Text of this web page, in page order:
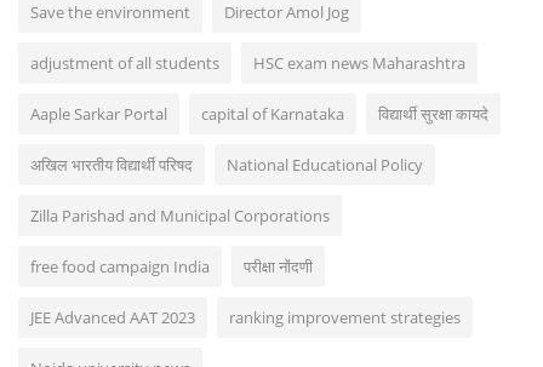
Save the environment Director Amol Jog
adjustment of all students HSC exam news Maharashtra
Aaple Sarkar Portal capital of Karnataka विद्यार्थी सुरक्षा कायदे
अखिल भारतीय विद्यार्थी परिषद National Educational Policy
Zilla Parishad and Municipal Corporations
free food campaign India परीक्षा नोंदणी
JEE Advanced AAT 2023 ranking improvement strategies